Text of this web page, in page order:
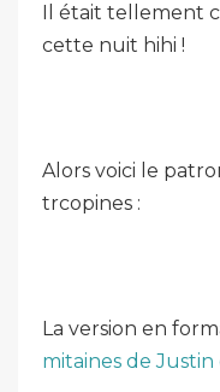
Il était tellement
cette nuit hihi !
Alors voici le
trcopines :
La version en
mitaines de